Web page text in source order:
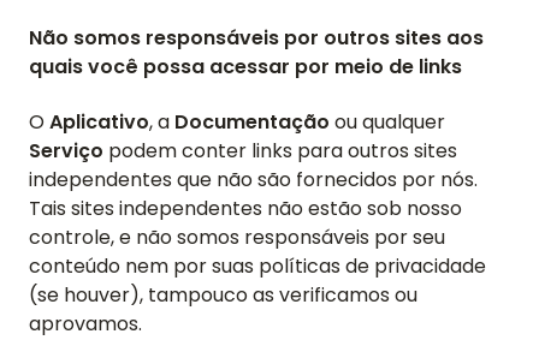
Não somos responsáveis por outros sites aos
quais você possa acessar por meio de links
OAplicativo, a Documentação ou qualquer
Serviço podem conter links para outros sites
independentes que não são fornecidos por nós.
Tais sites independentes não estão sob nosso
controle, e não somos responsáveis por seu
conteúdo nem por suas políticas de privacidade
(se houver), tampouco as verificamos ou
aprovamos.